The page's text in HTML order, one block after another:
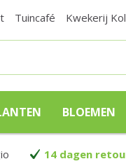
Tuincafé Kwekerij
BLOEMEN
14 dagen